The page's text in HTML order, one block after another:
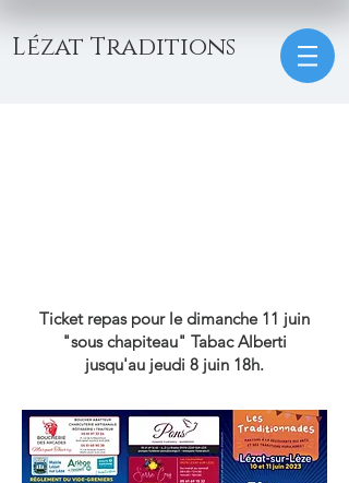
Lézat Traditions
Ticket repas pour le dimanche 11 juin
"sous chapiteau" Tabac Alberti
jusqu'au jeudi 8 juin 18h.